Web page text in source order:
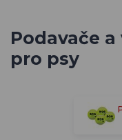
Podavače
pro psy